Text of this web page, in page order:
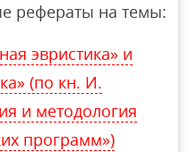
рефераты на темы:
эвристика» и
(по кн. И.
и методология
программ»)